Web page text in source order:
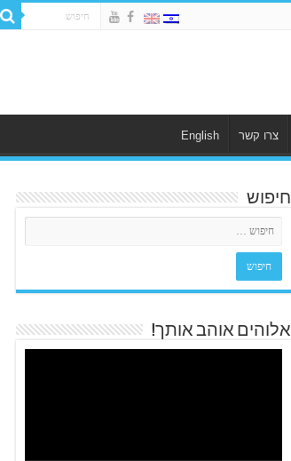
צרו קשר English
חיפוש
אלוהים אוהב אותך!